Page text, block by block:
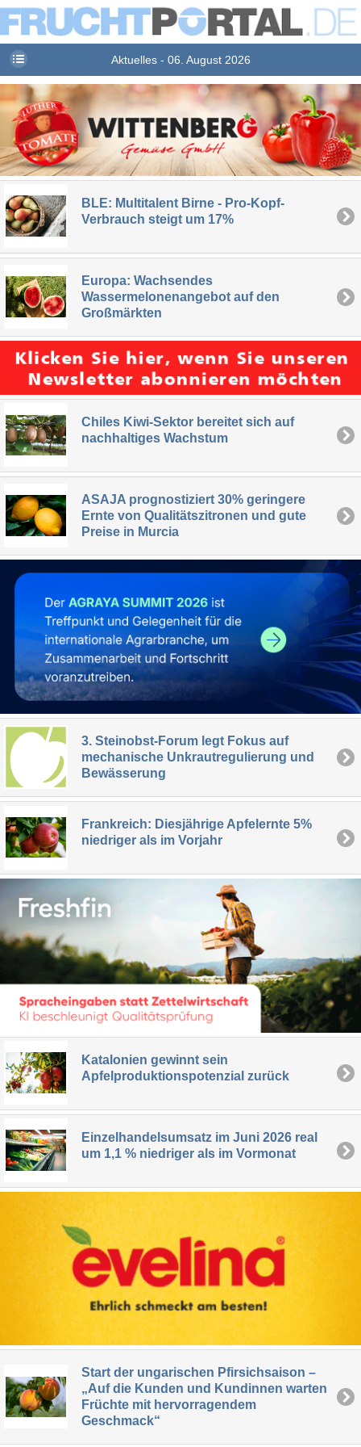
Aktuelles - 06. August 2026
BLE: Multitalent Birne - Pro-Kopf-
Verbrauch steigt um 17%
Europa: Wachsendes
Wassermelonenangebot auf den
Großmärkten
Chiles Kiwi-Sektor bereitet sich auf
nachhaltiges Wachstum
ASAJA prognostiziert 30% geringere
Ernte von Qualitätszitronen und gute
Preise in Murcia
3. Steinobst-Forum legt Fokus auf
mechanische Unkrautregulierung und
Bewässerung
Frankreich: Diesjährige Apfelernte 5%
niedriger als im Vorjahr
Katalonien gewinnt sein
Apfelproduktionspotenzial zurück
Einzelhandelsumsatz im Juni 2026 real
um 1,1 % niedriger als im Vormonat
Start der ungarischen Pfirsichsaison –
„Auf die Kunden und Kundinnen warten
Früchte mit hervorragendem
Geschmack“